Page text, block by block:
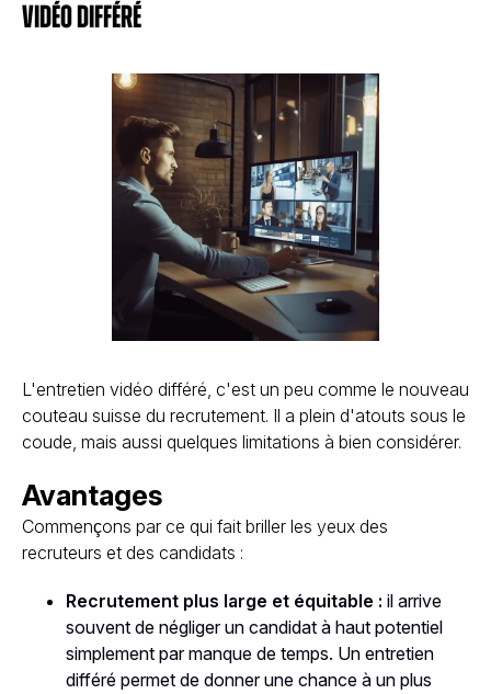
vidéo différé
L'entretien vidéo différé, c'est un peu comme le nouveau
couteau suisse du recrutement. Il a plein d'atouts sous le
coude, mais aussi quelques limitations à bien considérer.
Avantages
Commençons par ce qui fait briller les yeux des
recruteurs et des candidats :
Recrutement plus large et équitable : il arrive
souvent de négliger un candidat à haut potentiel
simplement par manque de temps. Un entretien
différé permet de donner une chance à un plus